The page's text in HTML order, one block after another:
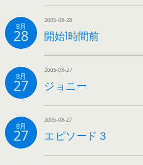
8月
28
2005-08-28
開始1時間前
8月
27
2005-08-27
ジョニー
8月
27
2005-08-27
エピソード３